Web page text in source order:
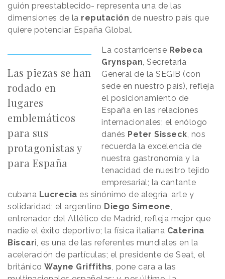
guión preestablecido- representa una de las
dimensiones de la reputación de nuestro país que
quiere potenciar España Global.
Las piezas se han
rodado en
lugares
emblemáticos
para sus
protagonistas y
para España
La costarricense Rebeca
Grynspan, Secretaria
General de la SEGIB (con
sede en nuestro país), refleja
el posicionamiento de
España en las relaciones
internacionales; el enólogo
danés Peter Sisseck, nos
recuerda la excelencia de
nuestra gastronomía y la
tenacidad de nuestro tejido
empresarial; la cantante
cubana Lucrecia es sinónimo de alegría, arte y
solidaridad; el argentino Diego Simeone,
entrenador del Atlético de Madrid, refleja mejor que
nadie el éxito deportivo; la física italiana Caterina
Biscari, es una de las referentes mundiales en la
aceleración de partículas; el presidente de Seat, el
británico Wayne Griffiths, pone cara a las